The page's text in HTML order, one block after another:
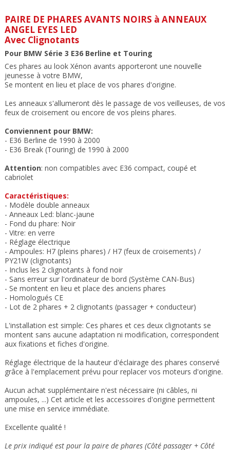
PAIRE DE PHARES AVANTS NOIRS à ANNEAUX
ANGEL EYES LED
Avec Clignotants
Pour BMW Série 3 E36 Berline et Touring
Ces phares au look Xénon avants apporteront une nouvelle
jeunesse à votre BMW,
Se montent en lieu et place de vos phares d'origine.
Les anneaux s'allumeront dès le passage de vos veilleuses, de vos
feux de croisement ou encore de vos pleins phares.
Conviennent pour BMW:
- E36 Berline de 1990 à 2000
- E36 Break (Touring) de 1990 à 2000
Attention: non compatibles avec E36 compact, coupé et
cabriolet
Caractéristiques:
- Modèle double anneaux
- Anneaux Led: blanc-jaune
- Fond du phare: Noir
- Vitre: en verre
- Réglage électrique
- Ampoules: H7 (pleins phares) / H7 (feux de croisements) /
PY21W (clignotants)
- Inclus les 2 clignotants à fond noir
- Sans erreur sur l'ordinateur de bord (Système CAN-Bus)
- Se montent en lieu et place des anciens phares
- Homologués CE
- Lot de 2 phares + 2 clignotants (passager + conducteur)
L'installation est simple: Ces phares et ces deux clignotants se
montent sans aucune adaptation ni modification, correspondent
aux fixations et fiches d'origine.
Réglage électrique de la hauteur d'éclairage des phares conservé
grâce à l'emplacement prévu pour replacer vos moteurs d'origine.
Aucun achat supplémentaire n'est nécessaire (ni câbles, ni
ampoules, ...) Cet article et les accessoires d'origine permettent
une mise en service immédiate.
Excellente qualité !
Le prix indiqué est pour la paire de phares (Côté passager + Côté